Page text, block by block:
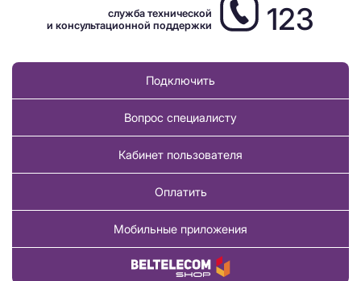
служба технической
и консультационной поддержки
123
Подключить
Вопрос специалисту
Кабинет пользователя
Оплатить
Мобильные приложения
Купить товар